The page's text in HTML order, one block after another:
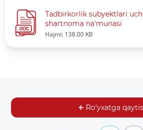
Tadbirkorlik subyektlari
shartnoma na'munasi
Hajmi: 138.00 KB
Ro‘yxatga